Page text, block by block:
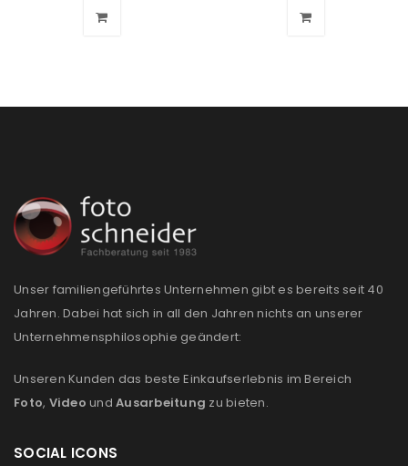
Unser familiengeführtes Unternehmen gibt es bereits seit 40
Jahren. Dabei hat sich in all den Jahren nichts an unserer
Unternehmensphilosophie geändert:
Unseren Kunden das beste Einkaufserlebnis im Bereich
Foto, Video und Ausarbeitung zu bieten.
SOCIAL ICONS